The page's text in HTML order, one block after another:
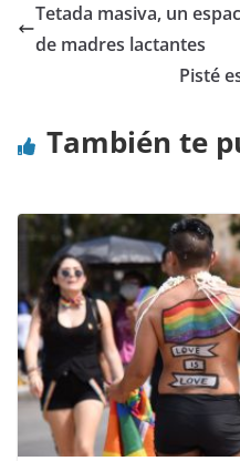
Tetada masiva, un
de madres lactantes
Pisté
También te